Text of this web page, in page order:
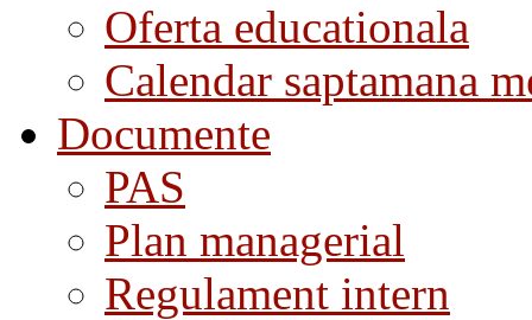
Oferta educationala
Calendar saptamana
Documente
PAS
Plan managerial
Regulament intern